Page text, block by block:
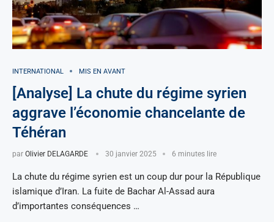
INTERNATIONAL MIS EN AVANT
[Analyse] La chute du régime syrien
aggrave l’économie chancelante de
Téhéran
par Olivier DELAGARDE 30 janvier 2025 6 minutes lire
La chute du régime syrien est un coup dur pour la République
islamique d’Iran. La fuite de Bachar Al-Assad aura
d’importantes conséquences …